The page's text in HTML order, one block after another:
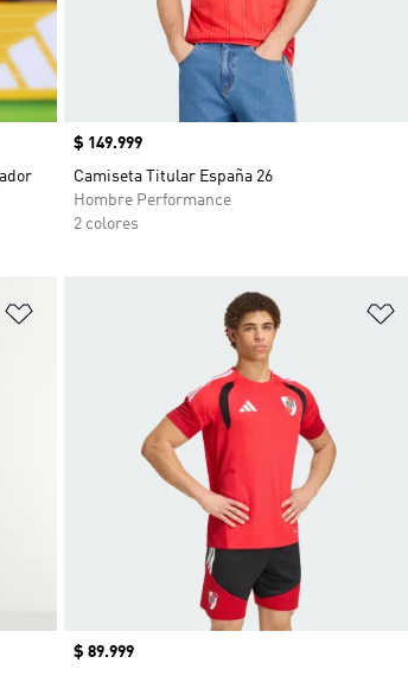
Precio
$ 149.999
Camiseta Titular España 26
Hombre Performance
2 colores
Añadir a la lista de deseos
Precio
$ 89.999